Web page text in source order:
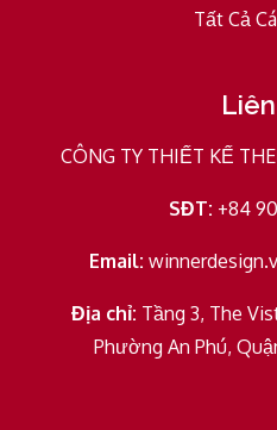
Tất Cả
CÔNG TY THIẾT KẾ
SĐT: +84
Email:
Địa chỉ: Tầng 3, The
Phường An Phú,